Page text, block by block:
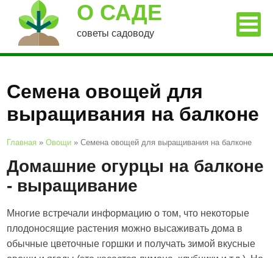
О САДЕ
советы садоводу
Семена овощей для
выращивания на балконе
Главная »Овощи »Семена овощей для выращивания на балконе
Домашние огурцы на балконе
- выращивание
Многие встречали информацию о том, что некоторые
плодоносящие растения можно высаживать дома в
обычные цветочные горшки и получать зимой вкусные